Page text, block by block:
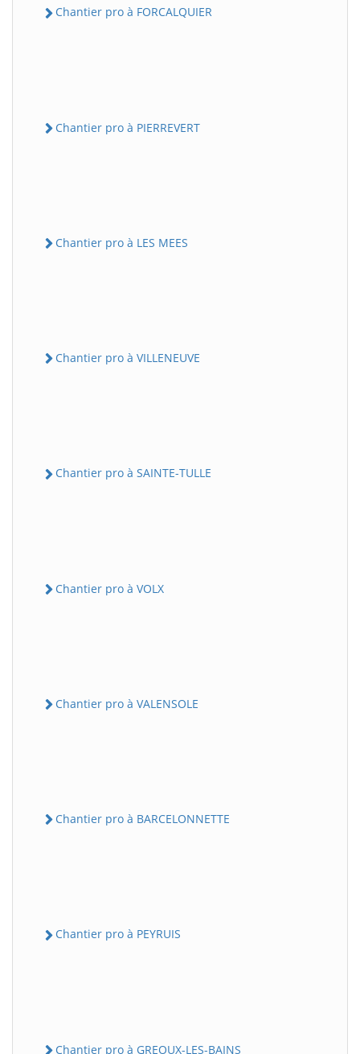
Chantier pro à FORCALQUIER
Chantier pro à PIERREVERT
Chantier pro à LES MEES
Chantier pro à VILLENEUVE
Chantier pro à SAINTE-TULLE
Chantier pro à VOLX
Chantier pro à VALENSOLE
Chantier pro à BARCELONNETTE
Chantier pro à PEYRUIS
Chantier pro à GREOUX-LES-BAINS